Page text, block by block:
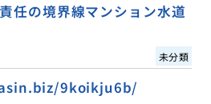
任の境界線マンション水道
未分類
9koikju6b/